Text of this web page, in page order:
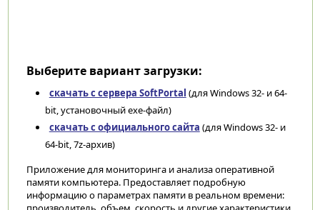
Выберите вариант загрузки:
скачать с сервера SoftPortal (для Windows 32- и 64-
bit, установочный exe-файл)
скачать с официального сайта (для Windows 32- и
64-bit, 7z-архив)
Приложение для мониторинга и анализа оперативной
памяти компьютера. Предоставляет подробную
информацию о параметрах памяти в реальном времени: